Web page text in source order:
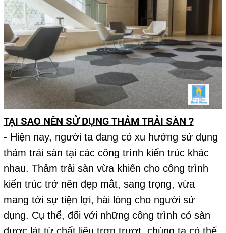
TẠI SAO NÊN SỬ DỤNG THẢM TRẢI SÀN ?
- Hiện nay, người ta đang có xu hướng sử dụng
thảm trải sàn tại các công trình kiến trúc khác
nhau. Thảm trải sàn vừa khiến cho công trình
kiến trúc trở nên đẹp mắt, sang trọng, vừa
mang tới sự tiện lợi, hài lòng cho người sử
dụng. Cụ thể, đối với những công trình có sàn